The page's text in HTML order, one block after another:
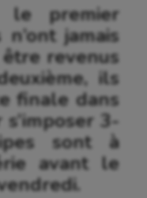
le premier
jamais
revenus
ils
finale dans
3-
sont à
avant le